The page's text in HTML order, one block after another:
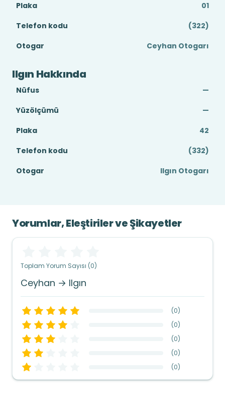
Plaka
01
Telefon kodu
(322)
Otogar
Ceyhan Otogarı
Ilgın Hakkında
Nüfus
—
Yüzölçümü
—
Plaka
42
Telefon kodu
(332)
Otogar
Ilgın Otogarı
Yorumlar, Eleştiriler ve Şikayetler
Toplam Yorum Sayısı (0)
Ceyhan → Ilgın
(0)
(0)
(0)
(0)
(0)